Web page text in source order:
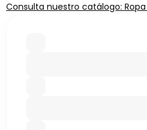
Consulta nuestro catálogo: